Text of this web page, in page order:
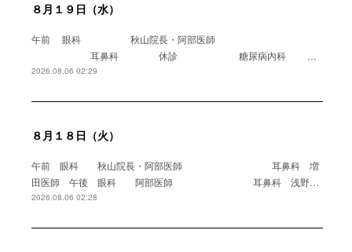
８月１９日（水）
午前 眼科 秋山院長・阿部医師
耳鼻科 休診 糖尿病内科 …
2026.08.06 02:29
８月１８日（火）
午前 眼科 秋山院長・阿部医師 耳鼻科 増
田医師 午後 眼科 阿部医師 耳鼻科 浅野…
2026.08.06 02:28